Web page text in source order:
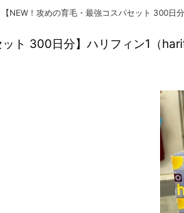
【NEW！攻めの育毛・最強コスパセット 300
ット 300日分】ハリフィン1（